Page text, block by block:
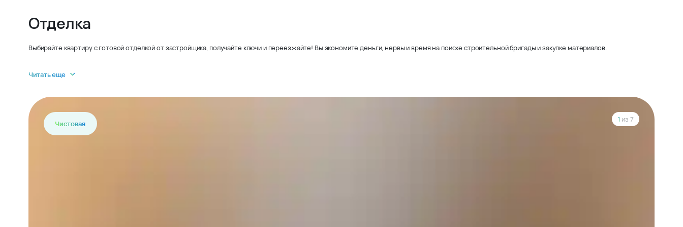
Отделка
Выбирайте квартиру с готовой отделкой от застройщика, получайте ключи и переезжайте! Вы экономите деньги, нервы и время на поиске строительной бригады и закупке материалов.
Читать еще
Чистовая
1 из 7